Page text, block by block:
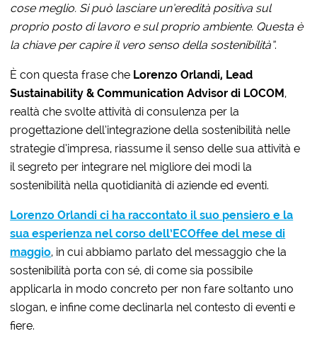
cose meglio. Si può lasciare un’eredità positiva sul
proprio posto di lavoro e sul proprio ambiente. Questa è
la chiave per capire il vero senso della sostenibilità”.
È con questa frase che Lorenzo Orlandi, Lead
Sustainability & Communication Advisor di LOCOM,
realtà che svolte attività di consulenza per la
progettazione dell’integrazione della sostenibilità nelle
strategie d’impresa, riassume il senso delle sua attività e
il segreto per integrare nel migliore dei modi la
sostenibilità nella quotidianità di aziende ed eventi.
Lorenzo Orlandi ci ha raccontato il suo pensiero e la
sua esperienza nel corso dell’ECOffee del mese di
maggio, in cui abbiamo parlato del messaggio che la
sostenibilità porta con sé, di come sia possibile
applicarla in modo concreto per non fare soltanto uno
slogan, e infine come declinarla nel contesto di eventi e
fiere.